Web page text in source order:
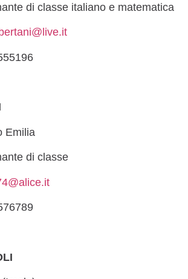
di classe italiano e matematica
Emilia
di classe